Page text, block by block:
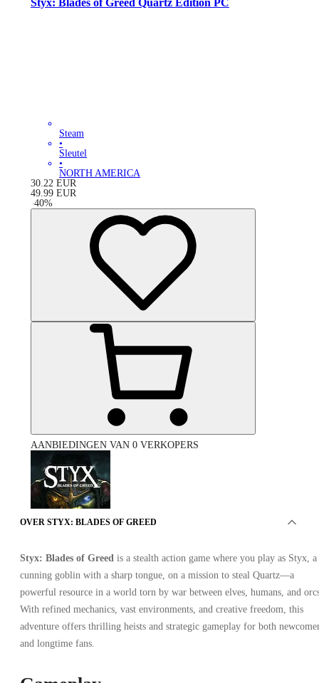
Styx: Blades of Greed Quartz Edition PC
Steam
•
Sleutel
•
NORTH AMERICA
30.22 EUR
49.99 EUR
-40%
AANBIEDINGEN VAN 0 VERKOPERS
Styx: Blades of Greed Deluxe Edition PC
OVER STYX: BLADES OF GREED
Styx: Blades of Greed is a stealth action game where you play as Styx, a
cunning goblin with a sharp tongue, on a mission to steal Quartz—a
powerful resource in a world torn by war between elves, humans, and
With refined mechanics, vast environments, and creative freedom, this
adventure offers thrilling heists and strategic gameplay for both
and longtime fans.